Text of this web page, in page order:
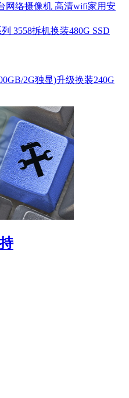
网络摄像机 高清wifi家用安
3558拆机换装480G SSD
2G独显)升级换装240G